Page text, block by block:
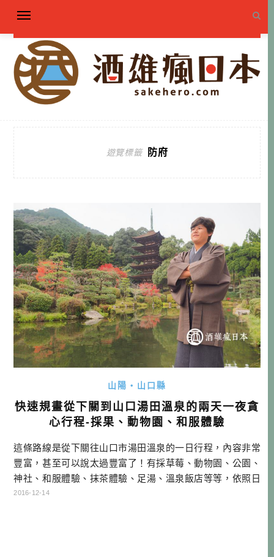
遊覽標籤 防府
山陽・山口縣
快速規畫從下關到山口湯田溫泉的兩天一夜貪
心行程-採果、動物園、和服體驗
這條路線是從下關往山口市湯田溫泉的一日行程，內容非常
豐富，甚至可以說太過豐富了！有採草莓、動物園、公園、
神社、和服體驗、抹茶體驗、足湯、溫泉飯店等等，依照日
文的說法，就是一趟很「貪欲」的行程！此路線適合情侶、
2016-12-14